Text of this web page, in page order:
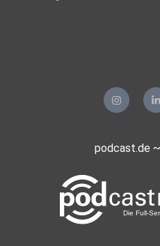
podcast.de